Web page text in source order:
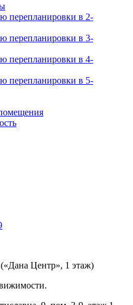
перепланировки в 2-
перепланировки в 3-
перепланировки в 4-
перепланировки в 5-
Центр», 1 этаж)